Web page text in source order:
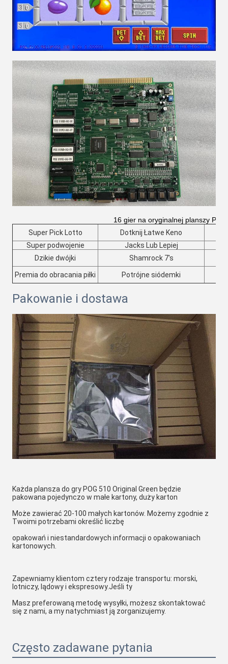
16 gier na oryginalnej planszy
Super Pick Lotto
Dotknij Łatwe Keno
Super podwojenie
Jacks Lub Lepiej
Dzikie dwójki
Shamrock 7's
Premia do obracania piłki Potrójne siódemki
Pakowanie i dostawa
Każda plansza do gry POG 510 Original Green będzie
pakowana pojedynczo w małe kartony, duży karton
Może zawierać 20-100 małych kartonów. Możemy zgodnie z
Twoimi potrzebami określić liczbę
opakowań i niestandardowych informacji o opakowaniach
kartonowych.
Zapewniamy klientom cztery rodzaje transportu: morski,
lotniczy, lądowy i ekspresowy.Jeśli ty
Masz preferowaną metodę wysyłki, możesz skontaktować
się z nami, a my natychmiast ją zorganizujemy.
Często zadawane pytania